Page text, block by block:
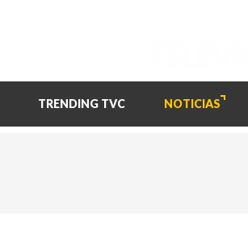
TRENDING TVC NOTICIAS